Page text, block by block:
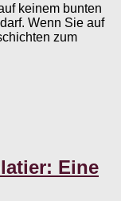
keinem bunten
Wenn Sie auf
zum
Eine